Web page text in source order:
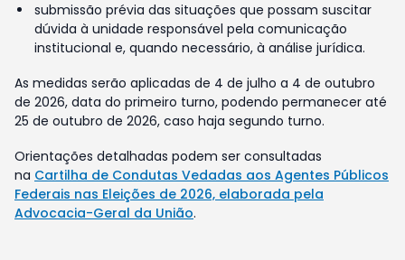
submissão prévia das situações que possam suscitar
dúvida à unidade responsável pela comunicação
institucional e, quando necessário, à análise jurídica.
As medidas serão aplicadas de 4 de julho a 4 de outubro
de 2026, data do primeiro turno, podendo permanecer até
25 de outubro de 2026, caso haja segundo turno.
Orientações detalhadas podem ser consultadas
na Cartilha de Condutas Vedadas aos Agentes Públicos
Federais nas Eleições de 2026, elaborada pela
Advocacia-Geral da União.